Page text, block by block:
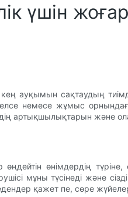
үшін
ауқымын сақтаудың
немесе жұмыс
артықшылықтарын және
өнімдердің
мұны түсінеді және
қажет пе, сөре